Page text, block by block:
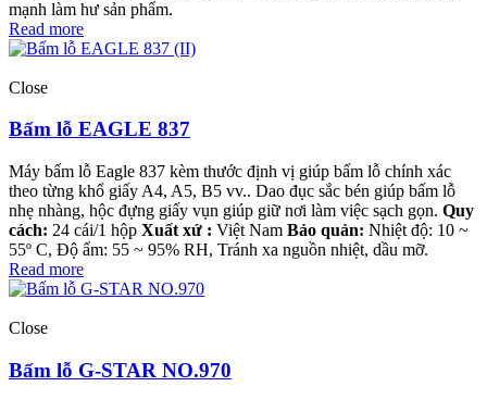
mạnh làm hư sản phẩm.
Read more
Close
Bấm lỗ EAGLE 837
Máy bấm lỗ Eagle 837 kèm thước định vị giúp bấm lỗ chính xác
theo từng khổ giấy A4, A5, B5 vv.. Dao đục sắc bén giúp bấm lỗ
nhẹ nhàng, hộc đựng giấy vụn giúp giữ nơi làm việc sạch gọn. Quy
cách: 24 cái/1 hộp Xuất xứ : Việt Nam Bảo quản: Nhiệt độ: 10 ~
55º C, Độ ẩm: 55 ~ 95% RH, Tránh xa nguồn nhiệt, dầu mỡ.
Read more
Close
Bấm lỗ G-STAR NO.970